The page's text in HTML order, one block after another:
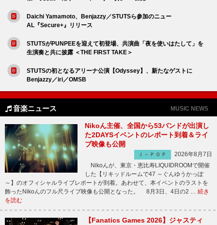
Daichi Yamamoto、Benjazzy／STUTSら参加のニュー
AL『Secure+』リリース
STUTSがPUNPEEを迎えて初登場、共演曲「夜を使いはたして」を
生演奏と共に披露 ＜THE FIRST TAKE＞
STUTSの初となるアリーナ公演【Odyssey】、新たなゲストに
Benjazzy／iri／OMSB
音楽ニュース MUSIC NEWS
Nikoん主催、全国から53バンドが出演し
た2DAYSイベントのレポート到着＆ライ
ブ映像も公開
Ｊ－ＰＯＰ
2026年8月7日
Nikoんが、東京・恵比寿LIQUIDROOMで開催
した【リキッドルームで47 ～ぐんゆうかっぽ
～】のオフィシャルライブレポートが到着。あわせて、本イベントのラストを
飾ったNikoんのフル尺ライブ映像も公開となった。 8月3日、4日の2 … 続き
を読む
【Fanatics Games 2026】ジャスティ